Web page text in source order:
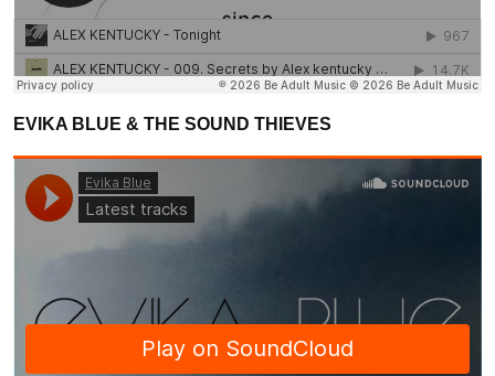
EVIKA BLUE & THE SOUND THIEVES